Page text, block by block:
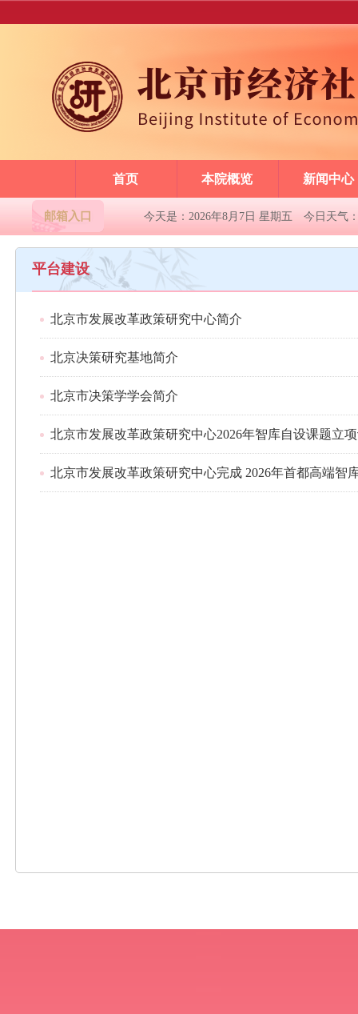
首页 本院概览 新闻中心
邮箱入口 今天是：2026年8月7日 星期五 今日天气
平台建设
北京市发展改革政策研究中心简介
北京决策研究基地简介
北京市决策学学会简介
北京市发展改革政策研究中心2026年智库自设课题立
北京市发展改革政策研究中心完成 2026年首都高端智